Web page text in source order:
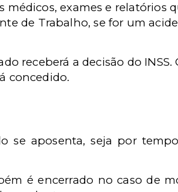
médicos, exames e relatórios
de Trabalho, se for um
receberá a decisão do INSS.
concedido.
se aposenta, seja por
é encerrado no caso de